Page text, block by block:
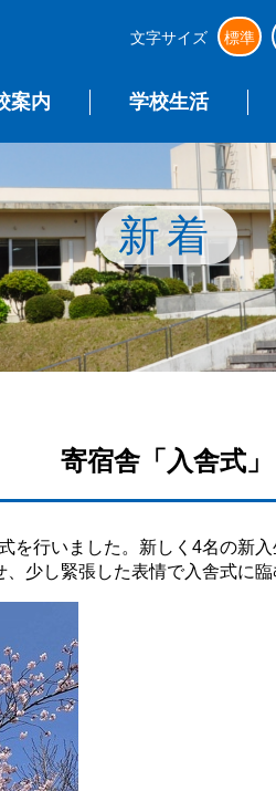
文字サイズ 標準
案内 学校生活
新着
寄宿舎「入舎式」
を行いました。新しく4名の新
少し緊張した表情で入舎式に臨